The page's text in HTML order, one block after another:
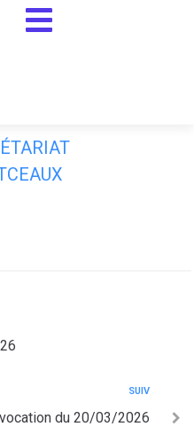
2026
SUIV
du 20/03/2026